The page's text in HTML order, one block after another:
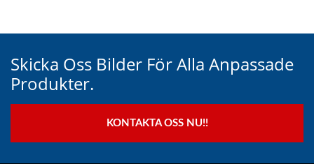
Skicka Oss Bilder För Alla Anpassade
Produkter.
KONTAKTA OSS NU!!